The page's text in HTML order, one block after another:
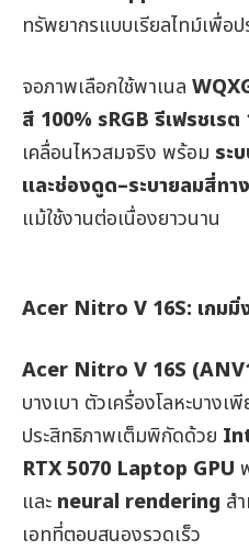
ทรัพยากรแบบเรียลไทม์เพื่อ
จอภาพเลือกใช้พาเนล
สี 100% sRGB รีเฟรชเรต
เคลื่อนไหวสมจริง พร้อม ระ
และช่องดูด–ระบายลมสี่ทาง
แม้ใช้งานต่อเนื่องยาวนาน
Acer Nitro V 16S: เกม
Acer Nitro V 16S
บางเบา ตัวเครื่องโลหะบางเ
ประสิทธิภาพเต็มพิกัดด้วย
RTX 5070 Laptop GPU
และ neural rendering ส
เอทที่ตอบสนองรวดเร็ว